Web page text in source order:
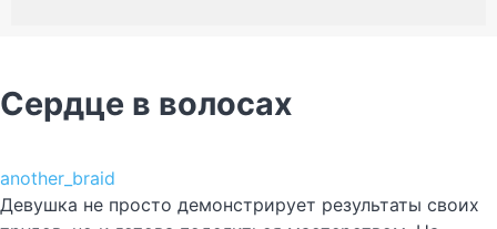
Сердце в волосах
another_braid
Девушка не просто демонстрирует результаты своих